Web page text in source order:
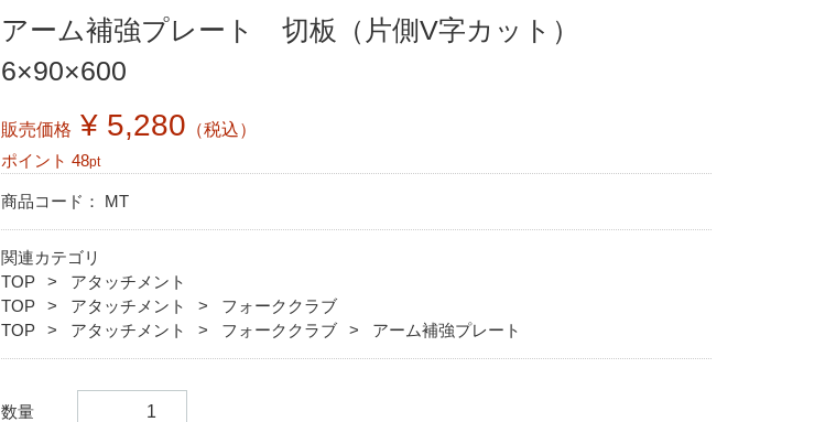
アーム補強プレート 切板（片側V字カット）
6×90×600
販売価格 ¥ 5,280 （税込）
ポイント 48pt
商品コード： MT
関連カテゴリ
TOP
アタッチメント
TOP
アタッチメント
フォーククラブ
TOP
アタッチメント フォーククラブ アーム補強プレート
数量